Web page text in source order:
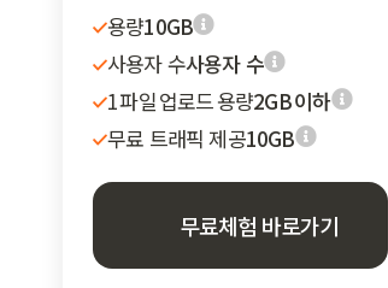
용량10GB
사용자 수사용자 수
1 파일 업로드 용량2GB 이하
무료 트래픽 제공10GB
무료체험 바로가기